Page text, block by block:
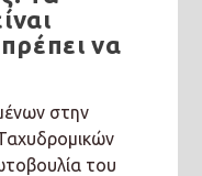
να
στην
του